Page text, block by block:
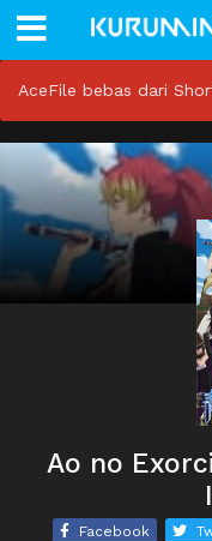
AceFile bebas dari
Ao no
Facebook